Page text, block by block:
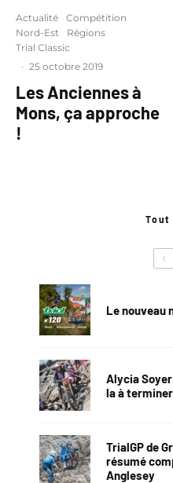
Actualité
Compétition
Nord-Est
Régions
Trial Classic
· 25 octobre 2019
Les Anciennes à
Mons, ça approche
!
Tout
Le nouveau
Alycia
la à
TrialGP de
résumé
Anglesey